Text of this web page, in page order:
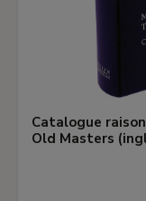
Catalogue
Old Masters